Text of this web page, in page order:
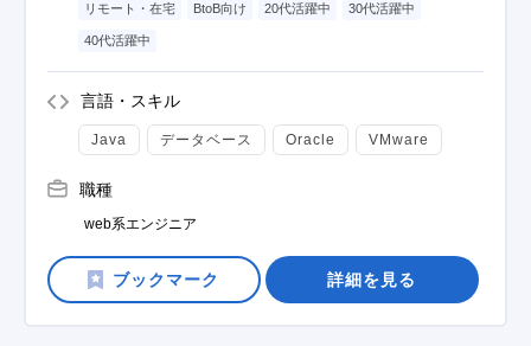
リモート・在宅 BtoB向け 20代活躍中 30代活躍中
40代活躍中
言語・スキル
Java データベース Oracle VMware
職種
web系エンジニア
詳細を見る